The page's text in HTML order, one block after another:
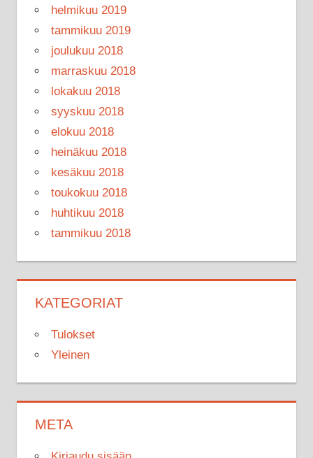
helmikuu 2019
tammikuu 2019
joulukuu 2018
marraskuu 2018
lokakuu 2018
syyskuu 2018
elokuu 2018
heinäkuu 2018
kesäkuu 2018
toukokuu 2018
huhtikuu 2018
tammikuu 2018
KATEGORIAT
Tulokset
Yleinen
META